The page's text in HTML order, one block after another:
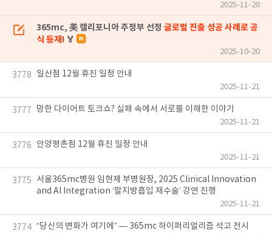
2025-11-28
365mc, 美 캘리포니아 주정부 선정 글로벌 진출 성공 사례로 공
식 등재! 🏅
2025-10-20
3778 일산점 12월 휴진 일정 안내
2025-11-21
3777 망한 다이어트 토크쇼? 실패 속에서 서로를 이해한 이야기
2025-11-21
3776 안양평촌점 12월 휴진 일정 안내
2025-11-21
3775
서울365mc병원 임현제 부병원장, 2025 Clinical Innovation
and AI Integration ‘팔지방흡입 재수술’ 강연 진행
2025-11-21
3774 “당신의 변화가 여기에” — 365mc 하이퍼리얼리즘 석고 전시